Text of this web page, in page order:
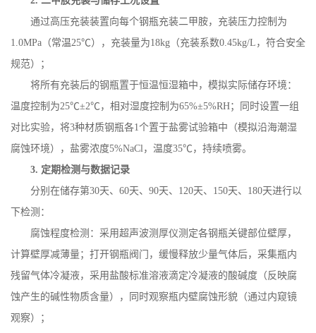
通过高压充装装置向每个钢瓶充装二甲胺，充装压力控制为
1.0MPa （常温25℃），充装量为18kg （充装系数0.45kg/L ，符合安全
规范）；
将所有充装后的钢瓶置于恒温恒湿箱中，模拟实际储存环境：
温度控制为25℃±2℃，相对湿度控制为65%±5%RH；同时设置一组
对比实验，将3种材质钢瓶各1个置于盐雾试验箱中（模拟沿海潮湿
腐蚀环境），盐雾浓度5%NaCl，温度35℃，持续喷雾。
3. 定期检测与数据记录
分别在储存第30天、 60天、 90天、 120天、 150天、 180天进行以
下检测：
腐蚀程度检测：采用超声波测厚仪测定各钢瓶关键部位壁厚，
计算壁厚减薄量；打开钢瓶阀门，缓慢释放少量气体后，采集瓶内
残留气体冷凝液，采用盐酸标准溶液滴定冷凝液的酸碱度（反映腐
蚀产生的碱性物质含量），同时观察瓶内壁腐蚀形貌（通过内窥镜
观察）；